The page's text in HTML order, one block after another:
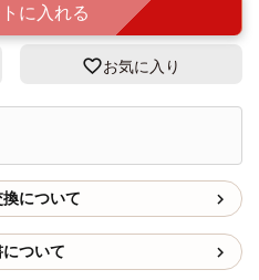
に入れる
お気に入り
について
ついて